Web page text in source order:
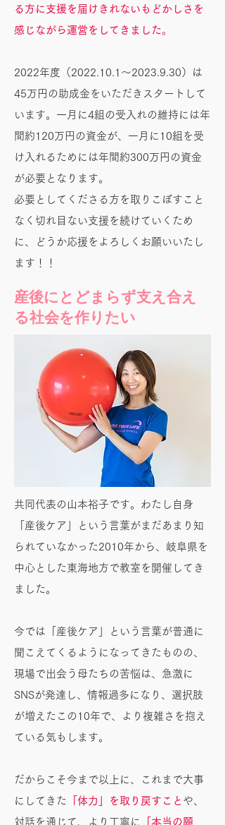
る方に支援を届けきれないもどかしさを
感じながら運営をしてきました。
2022年度（2022.10.1～2023.9.30）は
45万円の助成金をいただきスタートして
います。一月に4組の受入れの維持には年
間約120万円の資金が、一月に10組を受
け入れるためには年間約300万円の資金
が必要となります。
必要としてくださる方を取りこぼすこと
なく切れ目ない支援を続けていくため
に、どうか応援をよろしくお願いいたし
ます！！
産後にとどまらず支え合え
る社会を作りたい
共同代表の山本裕子です。わたし自身
「産後ケア」という言葉がまだあまり知
られていなかった2010年から、岐阜県を
中心とした東海地方で教室を開催してき
ました。
今では「産後ケア」という言葉が普通に
聞こえてくるようになってきたものの、
現場で出会う母たちの苦悩は、急激に
SNSが発達し、情報過多になり、選択肢
が増えたこの10年で、より複雑さを抱え
ている気もします。
だからこそ今まで以上に、これまで大事
にしてきた
「体力」を取り戻すこと や、
対話を通じて、より丁寧に
「本当の願